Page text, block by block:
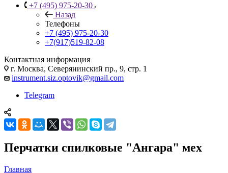
+7 (495) 975-20-30
Назад
Телефоны
+7 (495) 975-20-30
+7(917)519-82-08
Контактная информация
г. Москва, Северянинский пр., 9, стр. 1
instrument.siz.optovik@gmail.com
Telegram
Перчатки спилковые "Ангара" мех
Главная